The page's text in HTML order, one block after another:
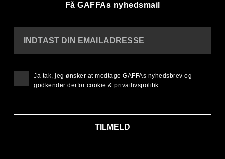
Få GAFFAs nyhedsmail
INDTAST DIN EMAILADRESSE
TILMELD
Ja tak, jeg ønsker at modtage GAFFAs nyhedsbrev og
godkender derfor cookie & privatlivspolitik.